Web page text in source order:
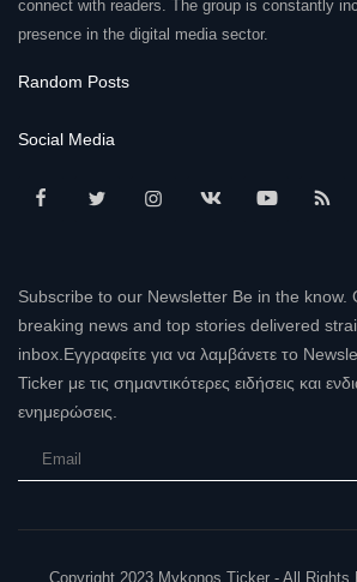
connect with readers. The group is constantly
presence in the digital media sector.
Random Posts
Social Media
Subscribe to our Newsletter Be in the know.
breaking news and top stories delivered
inbox.Εγγραφείτε για να λαμβάνετε το
Ticker με τις σημαντικότερες ειδήσεις και
ενημερώσεις.
Copyright 2023 Mykonos Ticker - All Rights